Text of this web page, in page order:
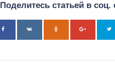
Поделитесь статьей в соц.